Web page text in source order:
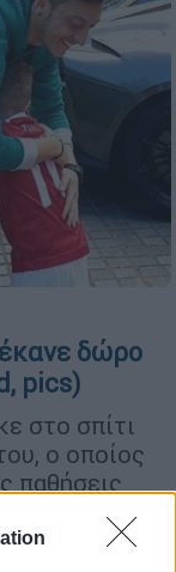
δώρο
pics)
στο σπίτι
ο οποίος
παθήσεις